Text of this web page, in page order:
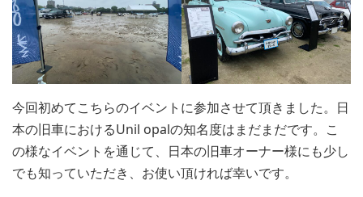
今回初めてこちらのイベントに参加させて頂きました。日
本の旧車におけるUnil opalの知名度はまだまだです。こ
の様なイベントを通じて、日本の旧車オーナー様にも少し
でも知っていただき、お使い頂ければ幸いです。